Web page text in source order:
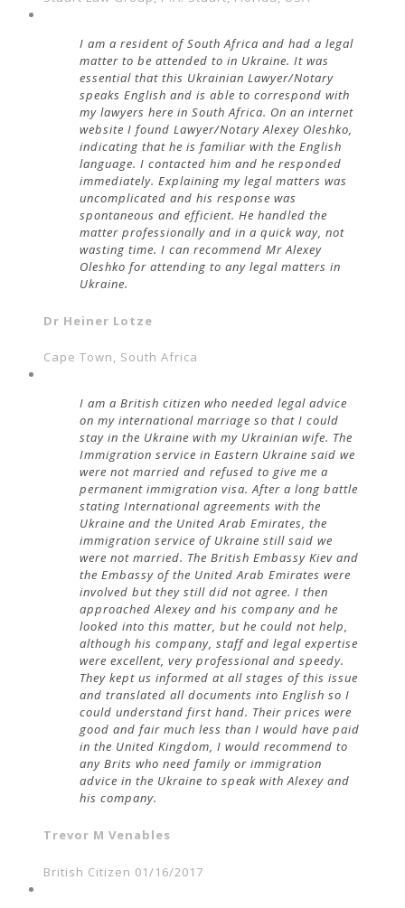
I am a resident of South Africa and had a legal
matter to be attended to in Ukraine. It was
essential that this Ukrainian Lawyer/Notary
speaks English and is able to correspond with
my lawyers here in South Africa. On an internet
website I found Lawyer/Notary Alexey Oleshko,
indicating that he is familiar with the English
language. I contacted him and he responded
immediately. Explaining my legal matters was
uncomplicated and his response was
spontaneous and efficient. He handled the
matter professionally and in a quick way, not
wasting time. I can recommend Mr Alexey
Oleshko for attending to any legal matters in
Ukraine.
Dr Heiner Lotze
Cape Town, South Africa
I am a British citizen who needed legal advice
on my international marriage so that I could
stay in the Ukraine with my Ukrainian wife. The
Immigration service in Eastern Ukraine said we
were not married and refused to give me a
permanent immigration visa. After a long battle
stating International agreements with the
Ukraine and the United Arab Emirates, the
immigration service of Ukraine still said we
were not married. The British Embassy Kiev and
the Embassy of the United Arab Emirates were
involved but they still did not agree. I then
approached Alexey and his company and he
looked into this matter, but he could not help,
although his company, staff and legal expertise
were excellent, very professional and speedy.
They kept us informed at all stages of this issue
and translated all documents into English so I
could understand first hand. Their prices were
good and fair much less than I would have paid
in the United Kingdom, I would recommend to
any Brits who need family or immigration
advice in the Ukraine to speak with Alexey and
his company.
Trevor M Venables
British Citizen 01/16/2017